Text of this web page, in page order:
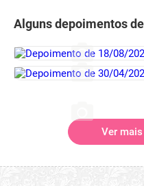
Alguns depoimentos
Ver